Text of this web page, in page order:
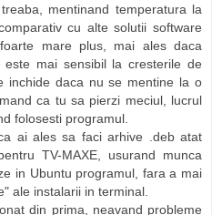
mentinand temperatura la
cu alte solutii software
mare plus, mai ales daca
mai sensibil la cresterile de
inchide daca nu se mentine la o
ca tu sa pierzi meciul, lucrul
folosesti programul.
ai ales sa faci arhive .deb atat
TV-MAXE, usurand munca
in Ubuntu programul, fara a mai
ale instalarii in terminal.
din prima, neavand probleme